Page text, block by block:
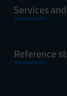
Services
Reference